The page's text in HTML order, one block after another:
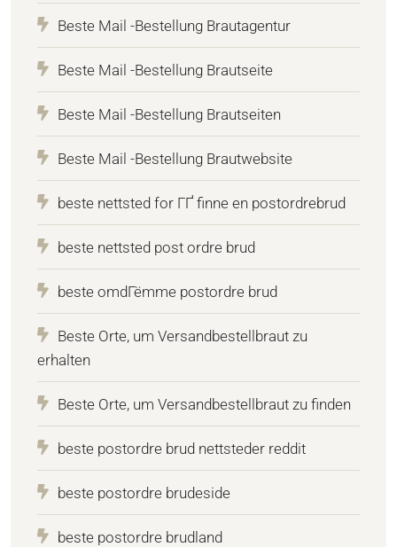
Beste Mail -Bestellung Brautagentur
Beste Mail -Bestellung Brautseite
Beste Mail -Bestellung Brautseiten
Beste Mail -Bestellung Brautwebsite
beste nettsted for ГҐ finne en postordrebrud
beste nettsted post ordre brud
beste omdГёmme postordre brud
Beste Orte, um Versandbestellbraut zu
erhalten
Beste Orte, um Versandbestellbraut zu finden
beste postordre brud nettsteder reddit
beste postordre brudeside
beste postordre brudland